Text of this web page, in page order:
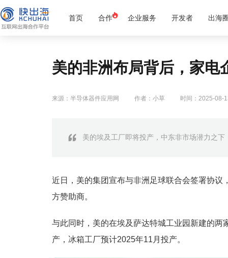
首页 合作 企业服务 开发者 出海
美的非洲布局背后，家电
来源：半导体器件应用网 作者：小草 时间：2025-08-
美的埃及工厂即将投产，中东非市场潜力之
近日，美的集团宣布与非洲足球联合会签署协
方赞助商。
与此同时，美的在埃及萨达特城工业园新建的
产，冰箱工厂预计2025年11月投产。